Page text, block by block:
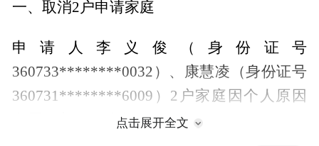
一、取消2户申请家庭
申请人李义俊（身份证号
360733********0032）、康慧凌（身份证号
360731********6009）2户家庭因个人原因
自愿放弃，取消本次配租分配。
点击展开全文